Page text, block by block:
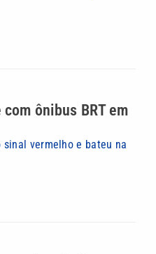
ônibus BRT em
vermelho e bateu na